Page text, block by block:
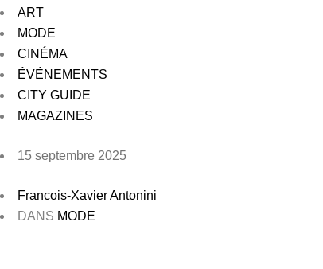
ART
MODE
CINÉMA
ÉVÉNEMENTS
CITY GUIDE
MAGAZINES
15 septembre 2025
Francois-Xavier Antonini
DANS MODE